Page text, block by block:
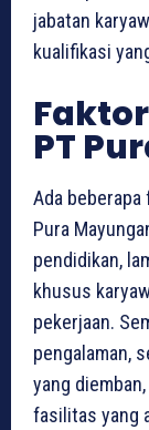
jabatan
kualifikasi
PT
Ada
Pura
pendidikan,
khusus
pekerjaan.
pengalaman,
yang
fasilitas yang